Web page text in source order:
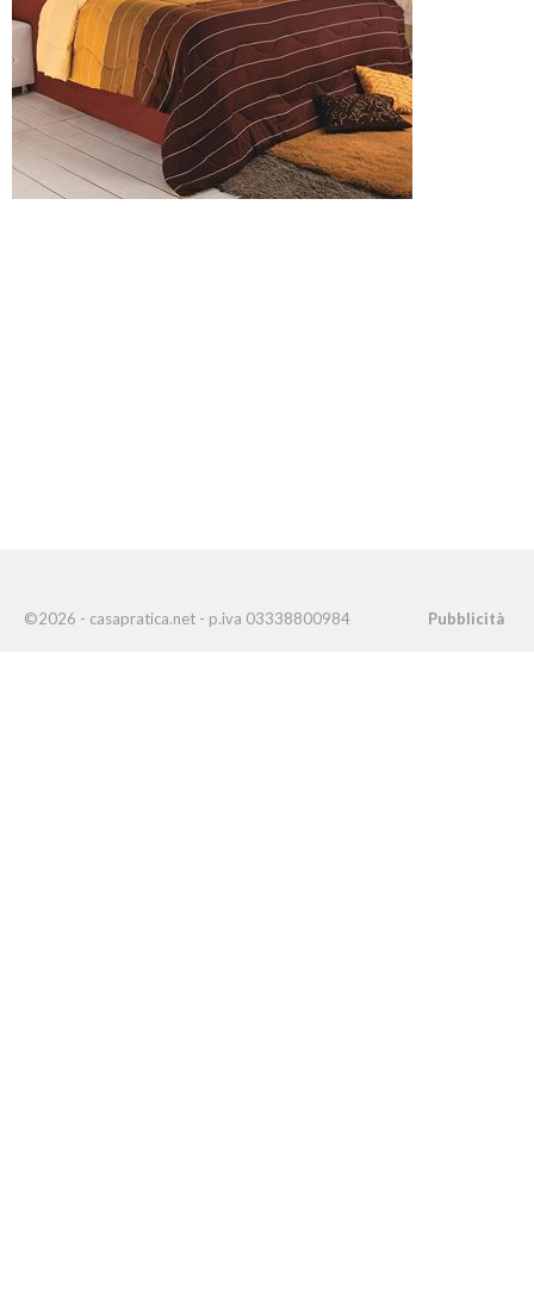
©2026 - casapratica.net - p.iva 03338800984 Pubblicità